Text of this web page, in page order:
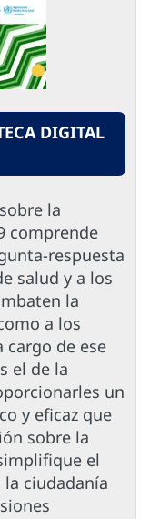
DIGITAL
la
comprende
respuesta
salud y a los
la
a los
cargo de ese
el de la
un
y eficaz que
sobre la
el
ciudadanía